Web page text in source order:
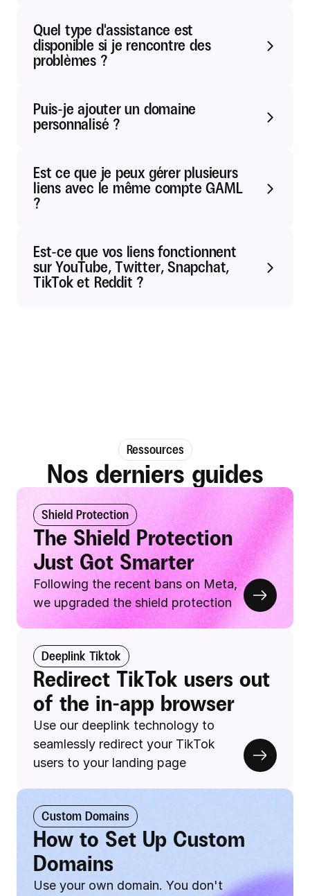
Quel type d'assistance est
disponible si je rencontre des
problèmes ?
Puis-je ajouter un domaine
personnalisé ?
Est ce que je peux gérer plusieurs
liens avec le même compte GAML
?
Est-ce que vos liens fonctionnent
sur YouTube, Twitter, Snapchat,
TikTok et Reddit ?
Ressources
Nos derniers guides
Shield Protection
The Shield Protection
Just Got Smarter
Following the recent bans on Meta,
we upgraded the shield protection
Deeplink Tiktok
Redirect TikTok users out
of the in-app browser
Use our deeplink technology to
seamlessly redirect your TikTok
users to your landing page
Custom Domains
How to Set Up Custom
Domains
Use your own domain. You don't